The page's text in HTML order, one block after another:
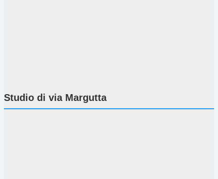
Studio di via Margutta